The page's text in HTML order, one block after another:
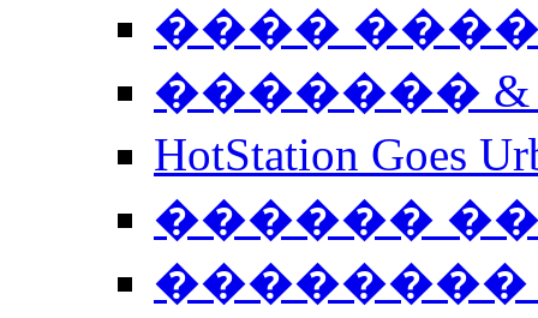
����
�������
HotStation
������
��������